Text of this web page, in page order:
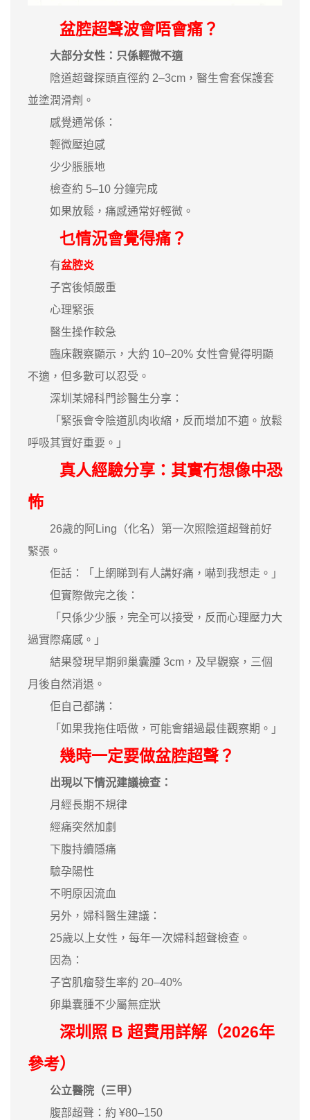
盆腔超聲波會唔會痛？
大部分女性：只係輕微不適
陰道超聲探頭直徑約 2–3cm，醫生會套保護套
並塗潤滑劑。
感覺通常係：
輕微壓迫感
少少脹脹地
檢查約 5–10 分鐘完成
如果放鬆，痛感通常好輕微。
乜情況會覺得痛？
有盆腔炎
子宮後傾嚴重
心理緊張
醫生操作較急
臨床觀察顯示，大約 10–20% 女性會覺得明顯
不適，但多數可以忍受。
深圳某婦科門診醫生分享：
「緊張會令陰道肌肉收縮，反而增加不適。放鬆
呼吸其實好重要。」
真人經驗分享：其實冇想像中恐
怖
26歲的阿Ling（化名）第一次照陰道超聲前好
緊張。
佢話：「上網睇到有人講好痛，嚇到我想走。」
但實際做完之後：
「只係少少脹，完全可以接受，反而心理壓力大
過實際痛感。」
結果發現早期卵巢囊腫 3cm，及早觀察，三個
月後自然消退。
佢自己都講：
「如果我拖住唔做，可能會錯過最佳觀察期。」
幾時一定要做盆腔超聲？
出現以下情況建議檢查：
月經長期不規律
經痛突然加劇
下腹持續隱痛
驗孕陽性
不明原因流血
另外，婦科醫生建議：
25歲以上女性，每年一次婦科超聲檢查。
因為：
子宮肌瘤發生率約 20–40%
卵巢囊腫不少屬無症狀
深圳照 B 超費用詳解（2026年
參考）
公立醫院（三甲）
腹部超聲：約 ¥80–150